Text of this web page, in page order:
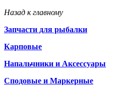
Назад к главному
Запчасти для рыбалки
Карповые
Напальчники и Аксессуары
Сподовые и Маркерные